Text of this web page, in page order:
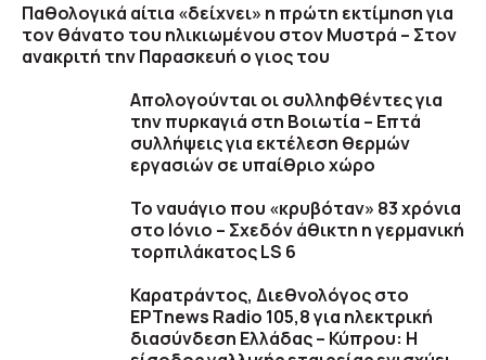
Παθολογικά αίτια «δείχνει» η πρώτη εκτίμηση για
τον θάνατο του ηλικιωμένου στον Μυστρά – Στον
ανακριτή την Παρασκευή ο γιος του
Απολογούνται οι συλληφθέντες για
την πυρκαγιά στη Βοιωτία – Επτά
συλλήψεις για εκτέλεση θερμών
εργασιών σε υπαίθριο χώρο
Το ναυάγιο που «κρυβόταν» 83 χρόνια
στο Ιόνιο – Σχεδόν άθικτη η γερμανική
τορπιλάκατος LS 6
Καρατράντος, Διεθνολόγος στο
ΕΡΤnews Radio 105,8 για ηλεκτρική
διασύνδεση Ελλάδας – Κύπρου: Η